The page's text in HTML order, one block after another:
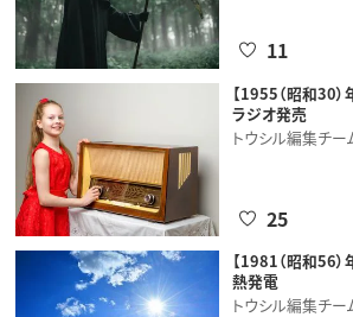
11
【1955（昭和30
ラジオ発売
トウシル編集チー
25
【1981（昭和56
熱発電
トウシル編集チー